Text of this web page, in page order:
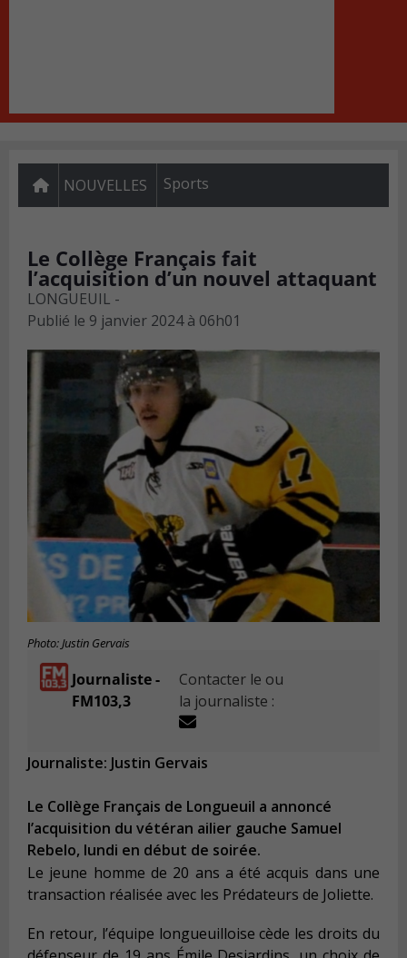
NOUVELLES Sports
Le Collège Français fait
l’acquisition d’un nouvel attaquant
LONGUEUIL -
Publié le 9 janvier 2024 à 06h01
Photo: Justin Gervais
Journaliste -
FM103,3
Contacter le ou
la journaliste :
Journaliste: Justin Gervais
Le Collège Français de Longueuil a annoncé
l’acquisition du vétéran ailier gauche Samuel
Rebelo, lundi en début de soirée.
Le jeune homme de 20 ans a été acquis dans une
transaction réalisée avec les Prédateurs de Joliette.
En retour, l’équipe longueuilloise cède les droits du